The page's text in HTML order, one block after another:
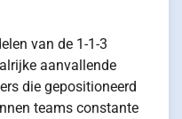
van de 1-1-3
aanvallende
die gepositioneerd
teams constante